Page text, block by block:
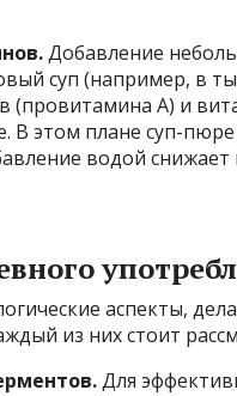
Добавление
суп (например, в
(провитамина A) и
В этом плане суп-
водой
аспекты,
из них стоит
Для